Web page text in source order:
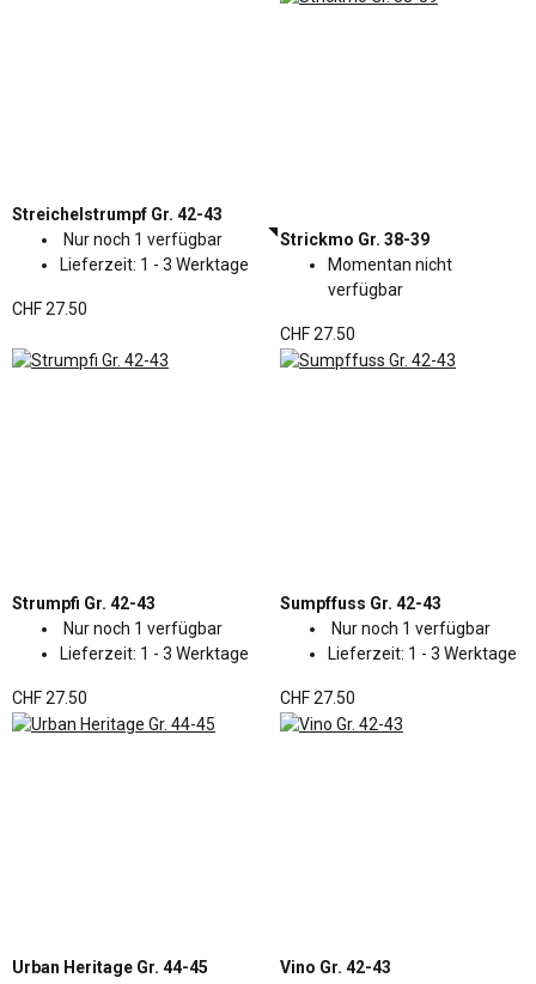
Streichelstrumpf Gr. 42-43
Nur noch 1 verfügbar
Lieferzeit: 1 - 3 Werktage
CHF 27.50
Strickmo Gr. 38-39
Momentan nicht
verfügbar
CHF 27.50
Strumpfi Gr. 42-43
Nur noch 1 verfügbar
Lieferzeit: 1 - 3 Werktage
CHF 27.50
Sumpffuss Gr. 42-43
Nur noch 1 verfügbar
Lieferzeit: 1 - 3 Werktage
CHF 27.50
Urban Heritage Gr. 44-45
Vino Gr. 42-43